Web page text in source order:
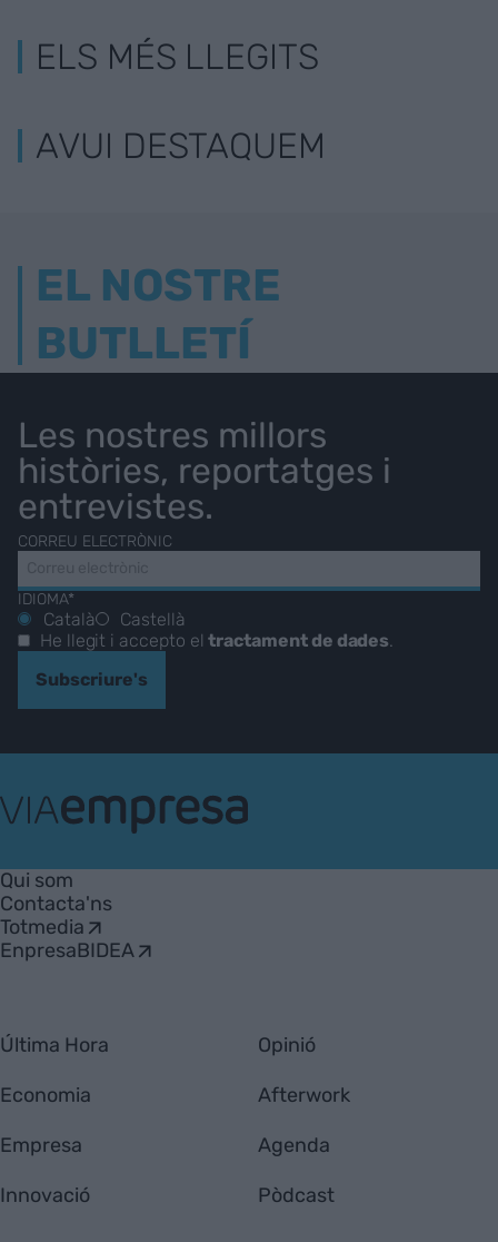
ELS MÉS LLEGITS
AVUI DESTAQUEM
EL NOSTRE
BUTLLETÍ
Les nostres millors
històries, reportatges i
entrevistes.
CORREU ELECTRÒNIC
IDIOMA*
Català
Castellà
He llegit i accepto eltractament de dades.
Subscriure's
Empresa
Qui som
Contacta'ns
Totmedia
EnpresaBIDEA
Última Hora
Economia
Empresa
Innovació
Opinió
Afterwork
Agenda
Pòdcast